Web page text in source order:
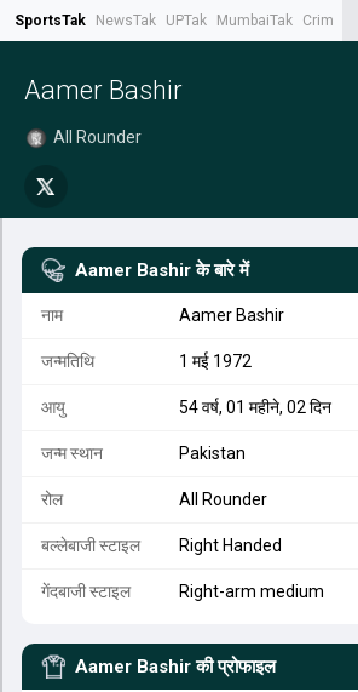
SportsTak NewsTak UPTak MumbaiTak CrimeTak
Aamer Bashir
All Rounder
Aamer Bashir के बारे में
नाम Aamer Bashir
जन्मतिथि 1 मई 1972
आयु 54 वर्ष, 01 महीने, 02 दिन
जन्म स्थान Pakistan
रोल All Rounder
बल्लेबाजी स्टाइल Right Handed
गेंदबाजी स्टाइल Right-arm medium
Aamer Bashir की प्रोफाइल